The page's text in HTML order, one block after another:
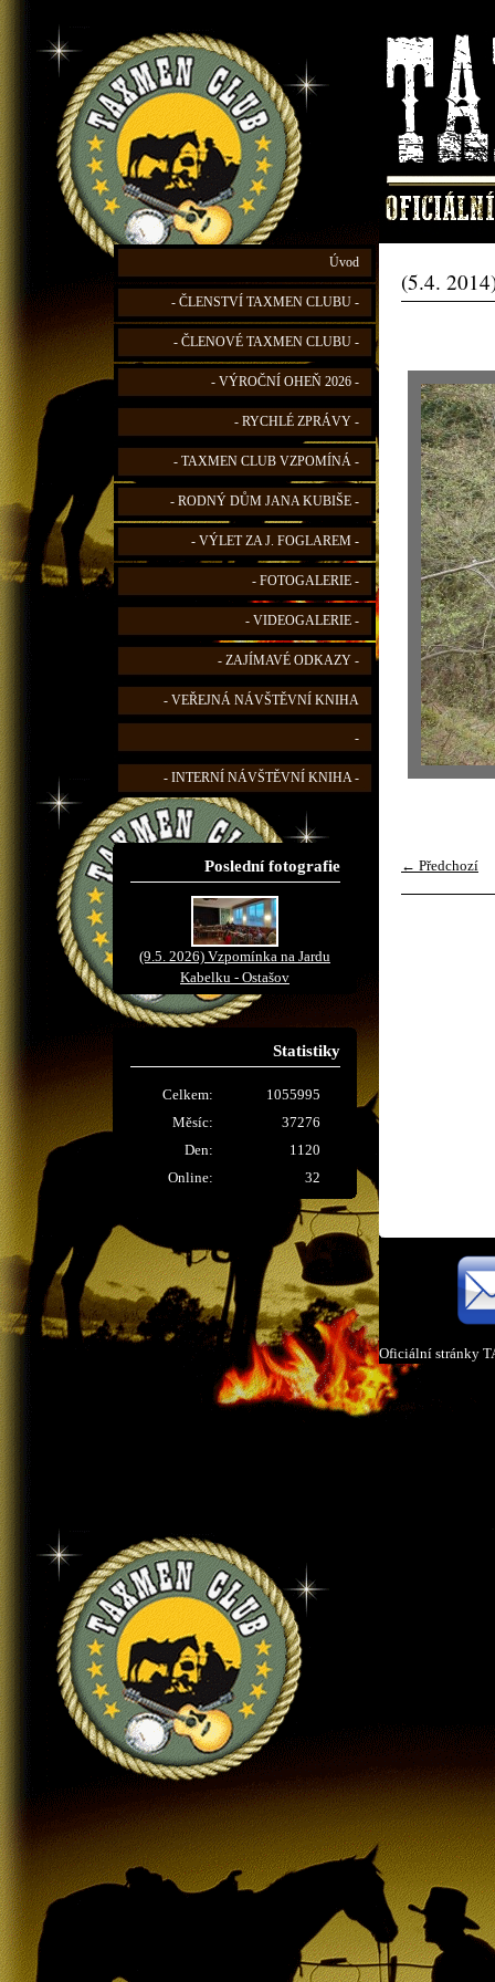
Úvod
- ČLENSTVÍ TAXMEN CLUBU -
- ČLENOVÉ TAXMEN CLUBU -
- VÝROČNÍ OHEŇ 2026 -
- RYCHLÉ ZPRÁVY -
- TAXMEN CLUB VZPOMÍNÁ -
- RODNÝ DŮM JANA KUBIŠE -
- VÝLET ZA J. FOGLAREM -
- FOTOGALERIE -
- VIDEOGALERIE -
- ZAJÍMAVÉ ODKAZY -
- VEŘEJNÁ NÁVŠTĚVNÍ KNIHA
-
- INTERNÍ NÁVŠTĚVNÍ KNIHA -
Poslední fotografie
(9.5. 2026) Vzpomínka na Jardu
Kabelku - Ostašov
Statistiky
Online: 32
Celkem:
1055995
Měsíc:
37276
Den:
1120
(5.4.
← Předchozí
Oficiální stránky